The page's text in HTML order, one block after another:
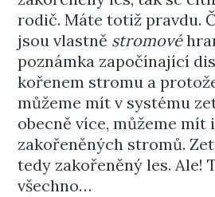
rodič. Máte totiž pravdu.
jsou vlastně stromové
poznámka započínající
kořenem stromu a
můžeme mít v systému
obecně více, můžeme mít
zakořeněných stromů.
tedy zakořeněný les. Ale!
všechno…